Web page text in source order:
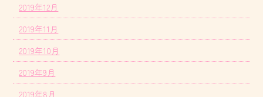
2019年12月
2019年11月
2019年10月
2019年9月
2019年8月